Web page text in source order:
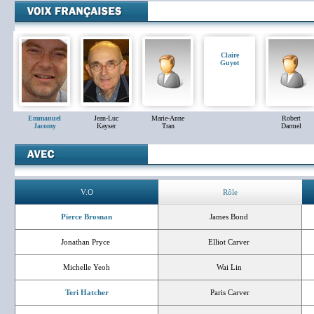
Emmanuel
Jacomy
Jean-Luc
Kayser
Marie-Anne
Tran
Claire
Guyot
Robert
Darmel
V.O Rôle
Pierce Brosnan James Bond
Jonathan Pryce Elliot Carver
Michelle Yeoh Wai Lin
Teri Hatcher Paris Carver